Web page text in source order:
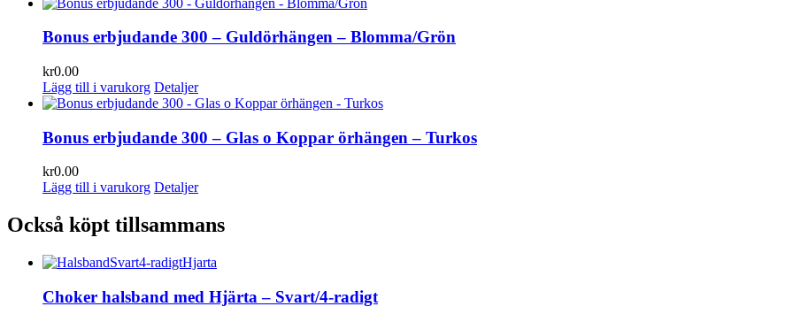
Bonus erbjudande 300 – Guldörhängen – Blomma/Grön
kr0.00
Lägg till i varukorg Detaljer
Bonus erbjudande 300 – Glas o Koppar örhängen – Turkos
kr0.00
Lägg till i varukorg Detaljer
Också köpt tillsammans
Choker halsband med Hjärta – Svart/4-radigt